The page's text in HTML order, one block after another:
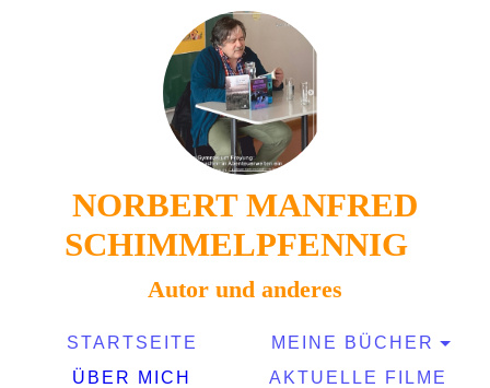
NORBERT MANFRED
SCHIMMELPFENNIG
Autor und anderes
STARTSEITE
MEINE BÜCHER
ÜBER MICH
AKTUELLE FILME